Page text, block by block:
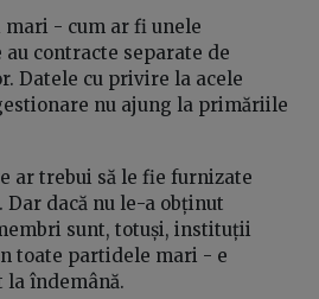
mari - cum ar fi unele
contracte separate de
Datele cu privire la acele
nu ajung la primăriile
ar trebui să le fie furnizate
dacă nu le-a obținut
sunt, totuși, instituții
toate partidele mari - e
la îndemână.